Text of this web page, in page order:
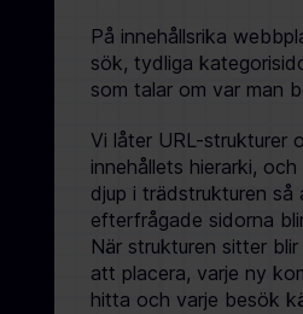
På innehållsrika
sök, tydliga
som talar om var man
Vi låter URL-strukturer
innehållets hierarki,
djup i trädstrukturen
efterfrågade sidorna
När strukturen sitter
att placera, varje ny
hitta och varje besök